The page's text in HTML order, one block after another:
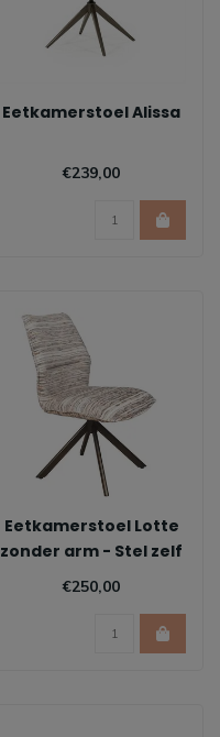
Eetkamerstoel Alissa
€239,00
Eetkamerstoel Lotte
zonder arm - Stel zelf
samen
€250,00